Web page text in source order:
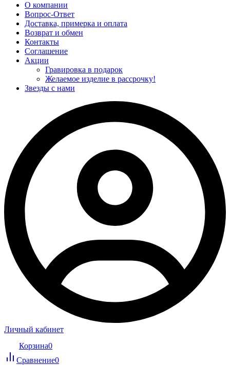
О компании
Вопрос-Ответ
Доставка, примерка и оплата
Возврат и обмен
Контакты
Соглашение
Акции
Гравировка в подарок
Желаемое изделие в рассрочку!
Звезды с нами
Личный кабинет
Корзина0
Сравнение0